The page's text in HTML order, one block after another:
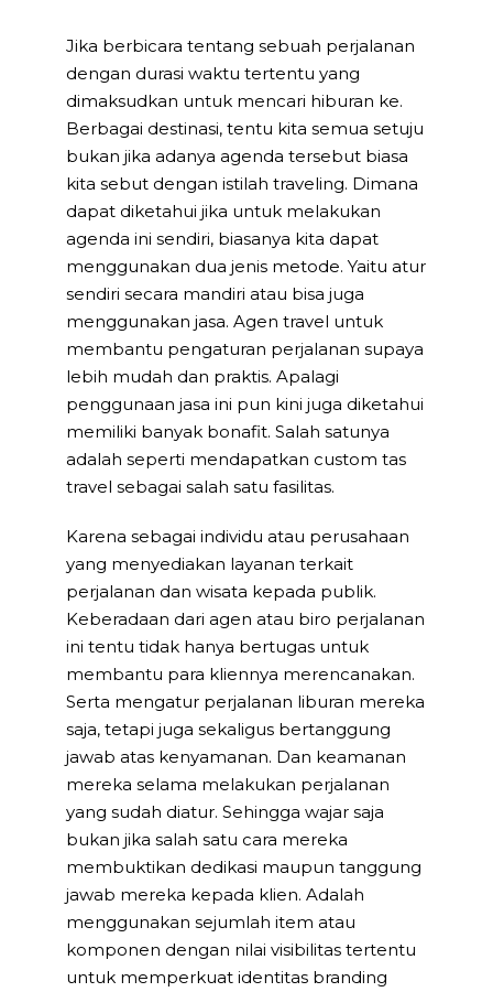
Jika berbicara tentang sebuah perjalanan
dengan durasi waktu tertentu yang
dimaksudkan untuk mencari hiburan ke.
Berbagai destinasi, tentu kita semua setuju
bukan jika adanya agenda tersebut biasa
kita sebut dengan istilah traveling. Dimana
dapat diketahui jika untuk melakukan
agenda ini sendiri, biasanya kita dapat
menggunakan dua jenis metode. Yaitu atur
sendiri secara mandiri atau bisa juga
menggunakan jasa. Agen travel untuk
membantu pengaturan perjalanan supaya
lebih mudah dan praktis. Apalagi
penggunaan jasa ini pun kini juga diketahui
memiliki banyak bonafit. Salah satunya
adalah seperti mendapatkan custom tas
travel sebagai salah satu fasilitas.
Karena sebagai individu atau perusahaan
yang menyediakan layanan terkait
perjalanan dan wisata kepada publik.
Keberadaan dari agen atau biro perjalanan
ini tentu tidak hanya bertugas untuk
membantu para kliennya merencanakan.
Serta mengatur perjalanan liburan mereka
saja, tetapi juga sekaligus bertanggung
jawab atas kenyamanan. Dan keamanan
mereka selama melakukan perjalanan
yang sudah diatur. Sehingga wajar saja
bukan jika salah satu cara mereka
membuktikan dedikasi maupun tanggung
jawab mereka kepada klien. Adalah
menggunakan sejumlah item atau
komponen dengan nilai visibilitas tertentu
untuk memperkuat identitas branding